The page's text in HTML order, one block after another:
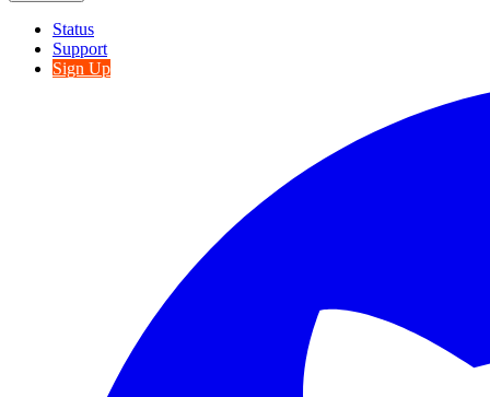
Status
Support
Sign Up